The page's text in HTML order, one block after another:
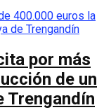
por más
de un
Trengandín